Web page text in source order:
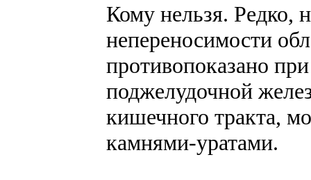
Кому нельзя. Редко,
непереносимости
противопоказано
поджелудочной
кишечного тракта,
камнями-уратами.